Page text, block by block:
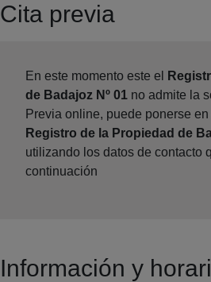
Cita previa
En este momento este el
de Badajoz Nº 01 no admite la
Previa online, puede ponerse en
Registro de la Propiedad de
utilizando los datos de contacto
continuación
Información y